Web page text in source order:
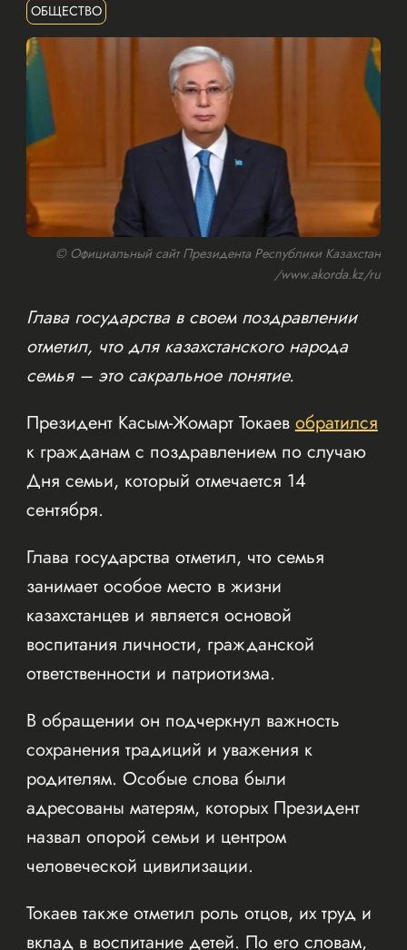
ОБЩЕСТВО
© Официальный сайт Президента Республики Казахстан
/www.akorda.kz/ru
Глава государства в своем поздравлении
отметил, что для казахстанского народа
семья – это сакральное понятие.
Президент Касым-Жомарт Токаевобратился
к гражданам с поздравлением по случаю
Дня семьи, который отмечается 14
сентября.
Глава государства отметил, что семья
занимает особое место в жизни
казахстанцев и является основой
воспитания личности, гражданской
ответственности и патриотизма.
В обращении он подчеркнул важность
сохранения традиций и уважения к
родителям. Особые слова были
адресованы матерям, которых Президент
назвал опорой семьи и центром
человеческой цивилизации.
Токаев также отметил роль отцов, их труд и
вклад в воспитание детей. По его словам,